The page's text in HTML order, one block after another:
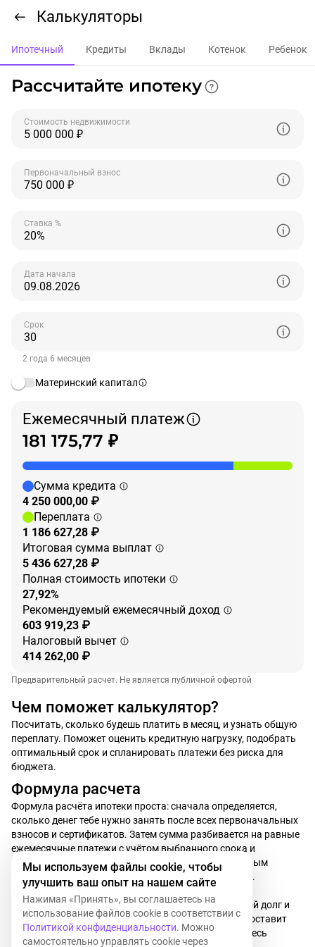
Калькуляторы
Ипотечный Кредиты Вклады Котенок Ребенок
Рассчитайте ипотеку
Стоимость недвижимости
Первоначальный взнос
Ставка %
Дата начала
Срок
2 года 6 месяцев
Материнский капитал
Ежемесячный платеж
181 175,77 ₽
Сумма кредита
4 250 000,00 ₽
Переплата
1 186 627,28 ₽
Итоговая сумма выплат
5 436 627,28 ₽
Полная стоимость ипотеки
27,92%
Рекомендуемый ежемесячный доход
603 919,23 ₽
Налоговый вычет
414 262,00 ₽
Предварительный расчет. Не является публичной офертой
Чем поможет калькулятор?
Посчитать, сколько будешь платить в месяц, и узнать общую
переплату. Поможет оценить кредитную нагрузку, подобрать
оптимальный срок и спланировать платежи без риска для
бюджета.
Формула расчета
Формула расчёта ипотеки проста: сначала определяется,
сколько денег тебе нужно занять после всех первоначальных
взносов и сертификатов. Затем сумма разбивается на равные
ежемесячные платежи с учётом выбранного срока и
процентной ставки. Твой платёж остаётся одинаковым
каждый месяц, чтобы бюджетировать было удобно.
За весь срок ты постепенно выплачиваешь основной долг и
проценты, а калькулятор сразу покажет, сколько составит
переплата и сколько всего денег ты потратишь за весь
Мы используем файлы cookie, чтобы
улучшить ваш опыт на нашем сайте
Нажимая «Принять», вы соглашаетесь на
использование файлов cookie в соответствии с
Политикой конфиденциальности. Можно
самостоятельно управлять cookie через